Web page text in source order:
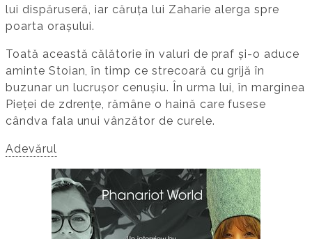
lui dispăruseră, iar căruța lui Zaharie alerga spre
poarta orașului.
Toată această călătorie în valuri de praf și-o aduce
aminte Stoian, în timp ce strecoară cu grijă în
buzunar un lucrușor cenușiu. În urma lui, în marginea
Pieței de zdrențe, rămâne o haină care fusese
cândva fala unui vânzător de curele.
Adevărul